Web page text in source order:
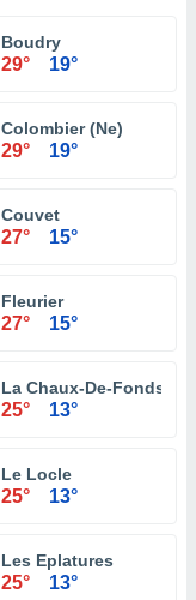
Boudry
29° 19°
Colombier (Ne)
29° 19°
Couvet
27° 15°
Fleurier
27° 15°
La Chaux-De-Fonds
25° 13°
Le Locle
25° 13°
Les Eplatures
25° 13°